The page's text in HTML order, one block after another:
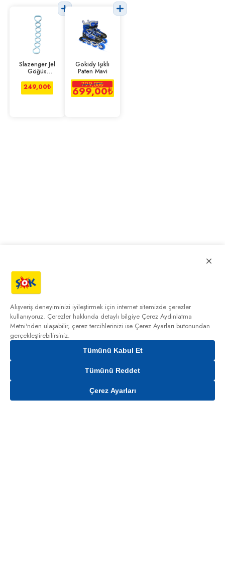
Gelince Haber Ver
Slazenger Jel
Göğüs
Esneme Lastiği
249,00₺
Gokidy Işıklı
Paten Mavi
799,00₺
699,00₺
×
Alışveriş deneyiminizi iyileştirmek için internet sitemizde çerezler
kullanıyoruz. Çerezler hakkında detaylı bilgiye Çerez Aydınlatma
Metni'nden ulaşabilir, çerez tercihlerinizi ise Çerez Ayarları butonundan
gerçekleştirebilirsiniz.
Tümünü Kabul Et
Tümünü Reddet
Çerez Ayarları